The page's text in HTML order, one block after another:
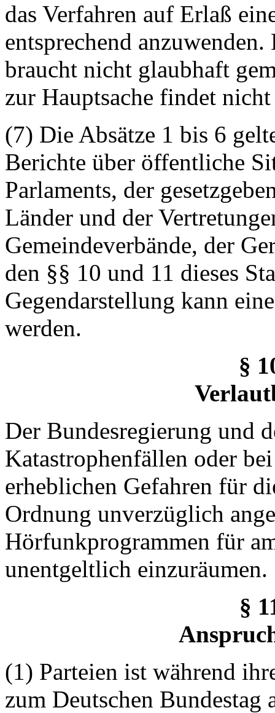
das Verfahren auf Erlaß
entsprechend
braucht nicht glaubhaft
zur Hauptsache findet
(7) Die Absätze 1 bis 6
Berichte über öffentliche
Parlaments, der
Länder und der
Gemeindeverbände, der
den §§ 10 und 11 dieses
Gegendarstellung kann
werden.
§
Der Bundesregierung und
Katastrophenfällen oder
erheblichen Gefahren für
Ordnung unverzüglich
Hörfunkprogrammen für
unentgeltlich einzuräumen.
§
(1) Parteien ist während
zum Deutschen Bundestag